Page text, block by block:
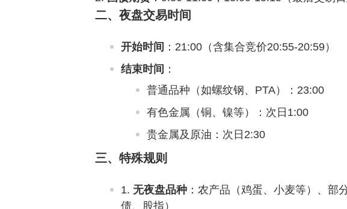
二、夜盘交易时间
开始时间 ‌：21:00（含集合竞价20:55-20:59）‌
结束时间 ‌：
普通品种（如螺纹钢、PTA）：23:00‌
有色金属（铜、镍等）：次日1:00‌
贵金属及原油：次日2:30‌
三、特殊规则
无夜盘品种：农产品（鸡蛋、小麦等）、部
债、股指）‌